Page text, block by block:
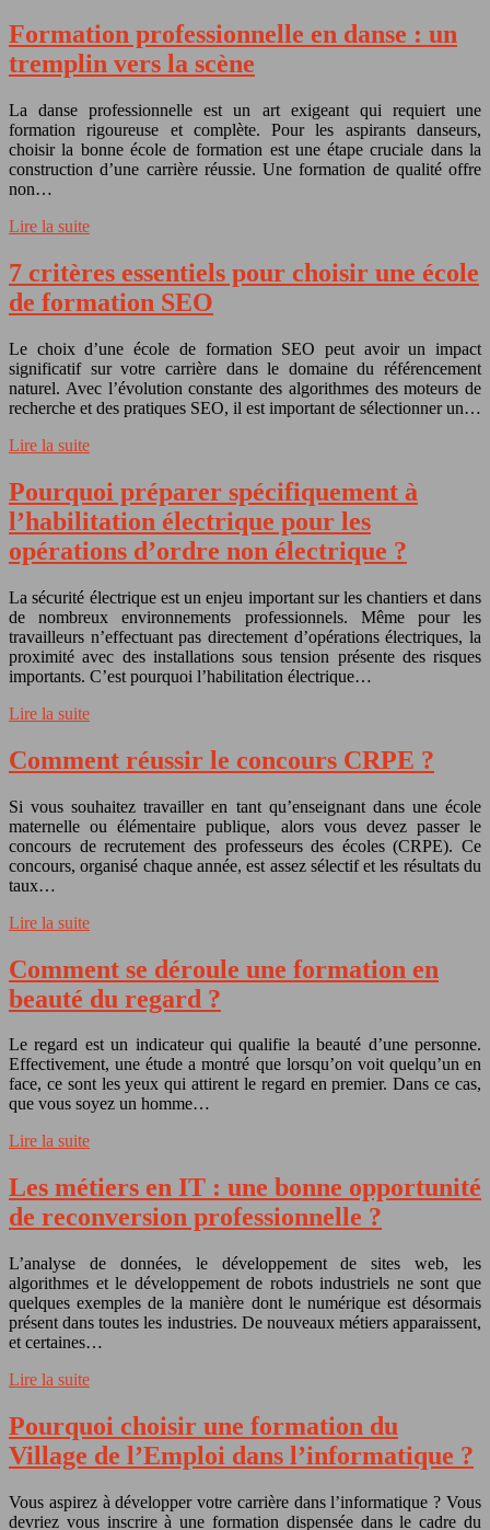
Formation professionnelle en danse : un
tremplin vers la scène
La danse professionnelle est un art exigeant qui requiert une
formation rigoureuse et complète. Pour les aspirants danseurs,
choisir la bonne école de formation est une étape cruciale dans la
construction d’une carrière réussie. Une formation de qualité offre
non…
Lire la suite
7 critères essentiels pour choisir une école
de formation SEO
Le choix d’une école de formation SEO peut avoir un impact
significatif sur votre carrière dans le domaine du référencement
naturel. Avec l’évolution constante des algorithmes des moteurs de
recherche et des pratiques SEO, il est important de sélectionner un…
Lire la suite
Pourquoi préparer spécifiquement à
l’habilitation électrique pour les
opérations d’ordre non électrique ?
La sécurité électrique est un enjeu important sur les chantiers et dans
de nombreux environnements professionnels. Même pour les
travailleurs n’effectuant pas directement d’opérations électriques, la
proximité avec des installations sous tension présente des risques
importants. C’est pourquoi l’habilitation électrique…
Lire la suite
Comment réussir le concours CRPE ?
Si vous souhaitez travailler en tant qu’enseignant dans une école
maternelle ou élémentaire publique, alors vous devez passer le
concours de recrutement des professeurs des écoles (CRPE). Ce
concours, organisé chaque année, est assez sélectif et les résultats du
taux…
Lire la suite
Comment se déroule une formation en
beauté du regard ?
Le regard est un indicateur qui qualifie la beauté d’une personne.
Effectivement, une étude a montré que lorsqu’on voit quelqu’un en
face, ce sont les yeux qui attirent le regard en premier. Dans ce cas,
que vous soyez un homme…
Lire la suite
Les métiers en IT : une bonne opportunité
de reconversion professionnelle ?
L’analyse de données, le développement de sites web, les
algorithmes et le développement de robots industriels ne sont que
quelques exemples de la manière dont le numérique est désormais
présent dans toutes les industries. De nouveaux métiers apparaissent,
et certaines…
Lire la suite
Pourquoi choisir une formation du
Village de l’Emploi dans l’informatique ?
Vous aspirez à développer votre carrière dans l’informatique ? Vous
devriez vous inscrire à une formation dispensée dans le cadre du